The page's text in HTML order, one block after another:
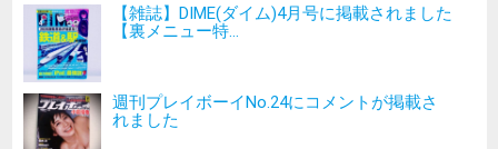
【雑誌】DIME(ダイム)4月号に掲載されました
【裏メニュー特...
週刊プレイボーイNo.24にコメントが掲載さ
れました